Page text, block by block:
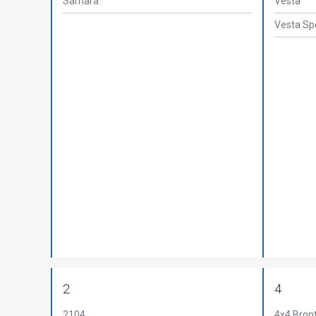
Vesta
2 4